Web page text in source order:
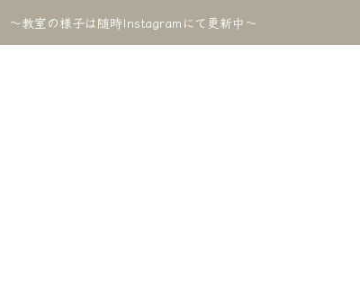
〜教室の様子は随時Instagramにて更新中〜